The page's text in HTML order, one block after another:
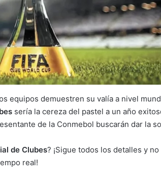
equipos demuestren su valía a nivel
sería la cereza del pastel a un año
de la Conmebol buscarán dar la
de Clubes? ¡Sigue todos los detalles y
real!